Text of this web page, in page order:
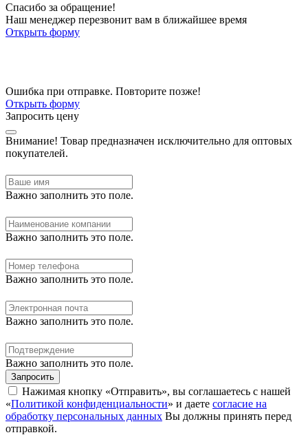
Спасибо за обращение!
Наш менеджер перезвонит вам в ближайшее время
Открыть форму
Ошибка при отправке. Повторите позже!
Открыть форму
Запросить цену
Внимание! Товар предназначен исключительно для оптовых
покупателей.
Важно заполнить это поле.
Важно заполнить это поле.
Важно заполнить это поле.
Важно заполнить это поле.
Важно заполнить это поле.
Запросить
Нажимая кнопку «Отправить», вы соглашаетесь с нашей
«Политикой конфиденциальности» и даете согласие на
обработку персональных данных Вы должны принять перед
отправкой.